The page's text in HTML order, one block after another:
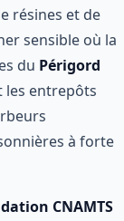
résines et de
sensible où la
du Périgord
les entrepôts
à forte
CNAMTS